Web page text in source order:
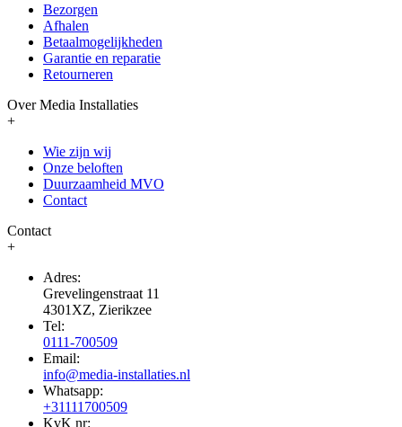
Bezorgen
Afhalen
Betaalmogelijkheden
Garantie en reparatie
Retourneren
Over Media Installaties
+
Wie zijn wij
Onze beloften
Duurzaamheid MVO
Contact
Contact
+
Adres:
Grevelingenstraat 11
4301XZ, Zierikzee
Tel:
0111-700509
Email:
info@media-installaties.nl
Whatsapp:
+31111700509
KvK nr: